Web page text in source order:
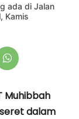
ada di Jalan
Kamis
Muhibbah
dalam